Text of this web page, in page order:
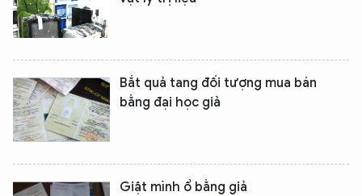
Bắt quả tang đối tượng mua bán
bằng đại học giả
Giật mình ổ bằng giả